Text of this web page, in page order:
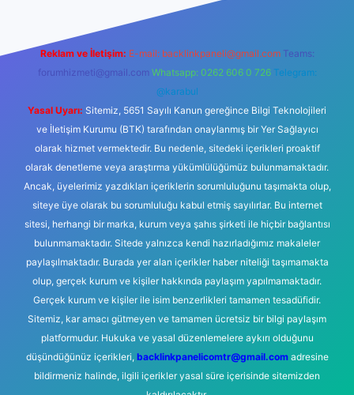
Reklam ve İletişim: E-mail: backlinkpaneli@gmail.com Teams:
forumhizmeti@gmail.com Whatsapp: 0262 606 0 726 Telegram:
@karabul
Yasal Uyarı: Sitemiz, 5651 Sayılı Kanun gereğince Bilgi Teknolojileri
ve İletişim Kurumu (BTK) tarafından onaylanmış bir Yer Sağlayıcı
olarak hizmet vermektedir. Bu nedenle, sitedeki içerikleri proaktif
olarak denetleme veya araştırma yükümlülüğümüz bulunmamaktadır.
Ancak, üyelerimiz yazdıkları içeriklerin sorumluluğunu taşımakta olup,
siteye üye olarak bu sorumluluğu kabul etmiş sayılırlar. Bu internet
sitesi, herhangi bir marka, kurum veya şahıs şirketi ile hiçbir bağlantısı
bulunmamaktadır. Sitede yalnızca kendi hazırladığımız makaleler
paylaşılmaktadır. Burada yer alan içerikler haber niteliği taşımamakta
olup, gerçek kurum ve kişiler hakkında paylaşım yapılmamaktadır.
Gerçek kurum ve kişiler ile isim benzerlikleri tamamen tesadüfidir.
Sitemiz, kar amacı gütmeyen ve tamamen ücretsiz bir bilgi paylaşım
platformudur. Hukuka ve yasal düzenlemelere aykırı olduğunu
düşündüğünüz içerikleri, backlinkpanelicomtr@gmail.comadresine
bildirmeniz halinde, ilgili içerikler yasal süre içerisinde sitemizden